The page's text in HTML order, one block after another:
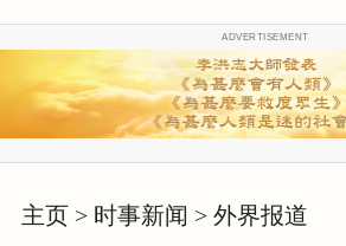
ADVERTISEMENT
主页 > 时事新闻 > 外界报道